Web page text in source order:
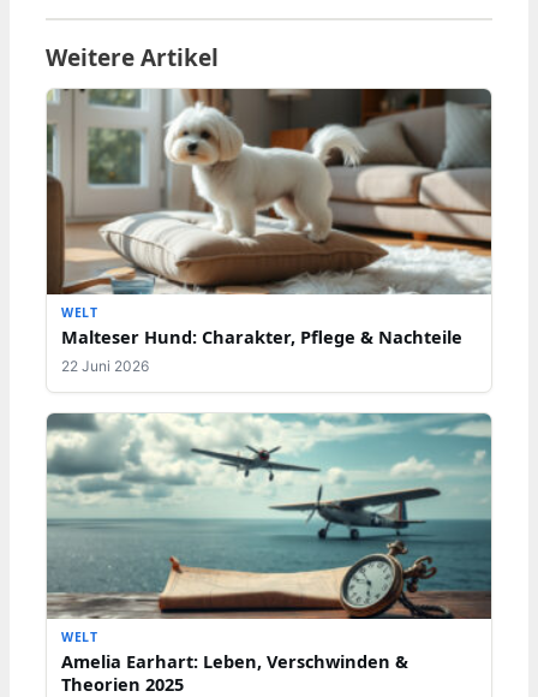
Weitere Artikel
WELT
Malteser Hund: Charakter, Pflege & Nachteile
22 Juni 2026
WELT
Amelia Earhart: Leben, Verschwinden &
Theorien 2025